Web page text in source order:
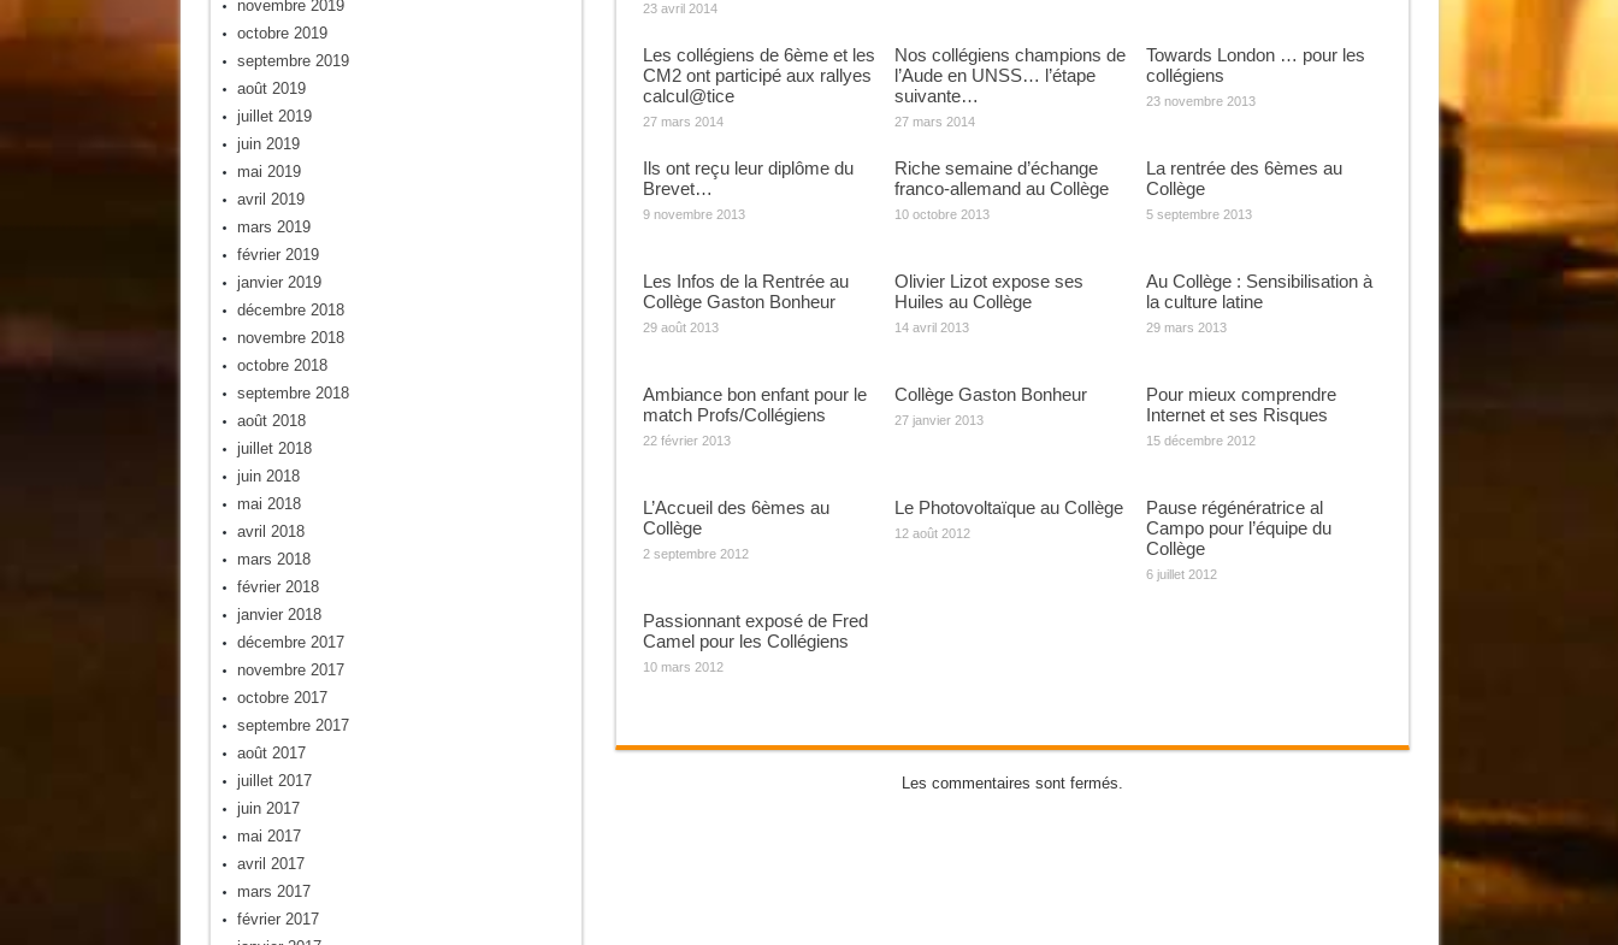
23 avril 2014
Les collégiens de 6ème et les
CM2 ont participé aux rallyes
calcul@tice
27 mars 2014
Nos collégiens champions de
l’Aude en UNSS… l’étape
suivante…
27 mars 2014
Towards London … pour les
collégiens
23 novembre 2013
Ils ont reçu leur diplôme du
Brevet…
9 novembre 2013
Riche semaine d’échange
franco-allemand au Collège
10 octobre 2013
La rentrée des 6èmes au
Collège
5 septembre 2013
Les Infos de la Rentrée au
Collège Gaston Bonheur
29 août 2013
Olivier Lizot expose ses
Huiles au Collège
14 avril 2013
Au Collège : Sensibilisation à
la culture latine
29 mars 2013
Ambiance bon enfant pour le
match Profs/Collégiens
22 février 2013
Collège Gaston Bonheur
27 janvier 2013
Pour mieux comprendre
Internet et ses Risques
15 décembre 2012
L’Accueil des 6èmes au
Collège
2 septembre 2012
Le Photovoltaïque au Collège
12 août 2012
Pause régénératrice al
Campo pour l’équipe du
Collège
6 juillet 2012
Passionnant exposé de Fred
Camel pour les Collégiens
10 mars 2012
Les commentaires sont fermés.
novembre 2019
octobre 2019
septembre 2019
août 2019
juillet 2019
juin 2019
mai 2019
avril 2019
mars 2019
février 2019
janvier 2019
décembre 2018
novembre 2018
octobre 2018
septembre 2018
août 2018
juillet 2018
juin 2018
mai 2018
avril 2018
mars 2018
février 2018
janvier 2018
décembre 2017
novembre 2017
octobre 2017
septembre 2017
août 2017
juillet 2017
juin 2017
mai 2017
avril 2017
mars 2017
février 2017